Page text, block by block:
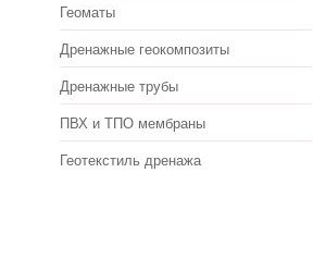
Геоматы
Дренажные геокомпозиты
Дренажные трубы
ПВХ и ТПО мембраны
Геотекстиль дренажа